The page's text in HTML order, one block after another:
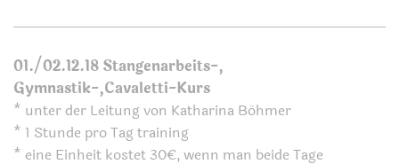
01./02.12.18 Stangenarbeits-,
Gymnastik-,Cavaletti-Kurs
* unter der Leitung von Katharina Böhmer
* 1 Stunde pro Tag training
* eine Einheit kostet 30€, wenn man beide Tage